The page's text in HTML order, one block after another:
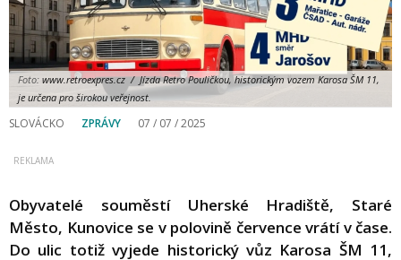
Foto: www.retroexpres.cz / Jízda Retro Pouličkou, historickým vozem Karosa ŠM 11,
je určena pro širokou veřejnost.
SLOVÁCKO ZPRÁVY 07 / 07 / 2025
Obyvatelé souměstí Uherské Hradiště, Staré
Město, Kunovice se v polovině července vrátí v čase.
Do ulic totiž vyjede historický vůz Karosa ŠM 11,